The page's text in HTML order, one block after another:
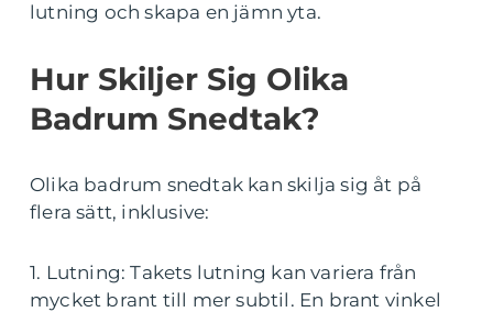
lutning och skapa en jämn yta.
Hur Skiljer Sig Olika
Badrum Snedtak?
Olika badrum snedtak kan skilja sig åt på
flera sätt, inklusive:
1. Lutning: Takets lutning kan variera från
mycket brant till mer subtil. En brant vinkel